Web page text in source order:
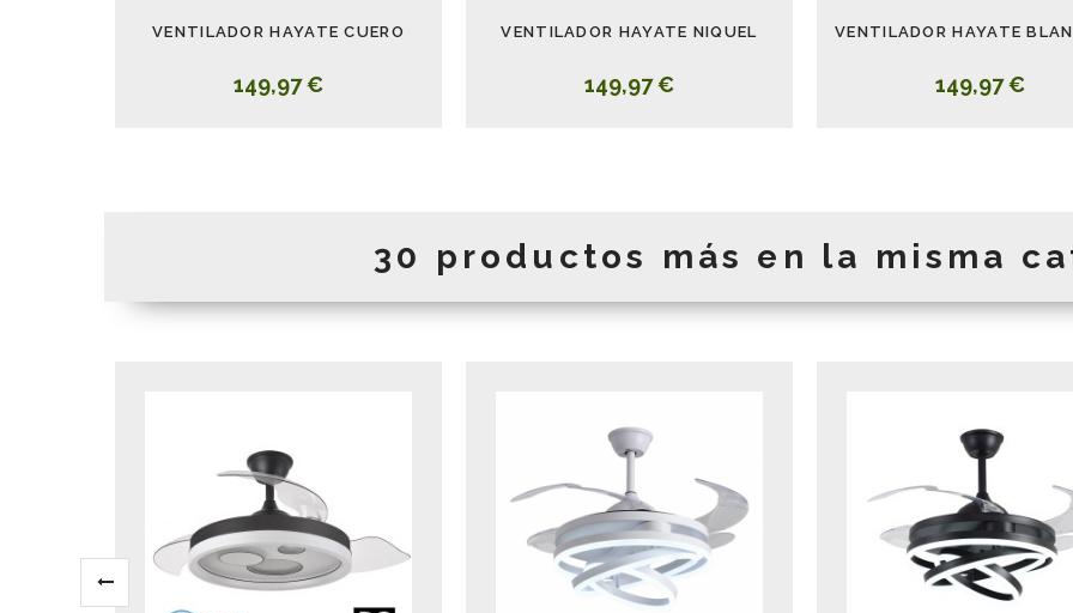
VENTILADOR HAYATE CUERO
149,97 €
VENTILADOR HAYATE NIQUEL
149,97 € 149,97 €
30 productos más en la misma